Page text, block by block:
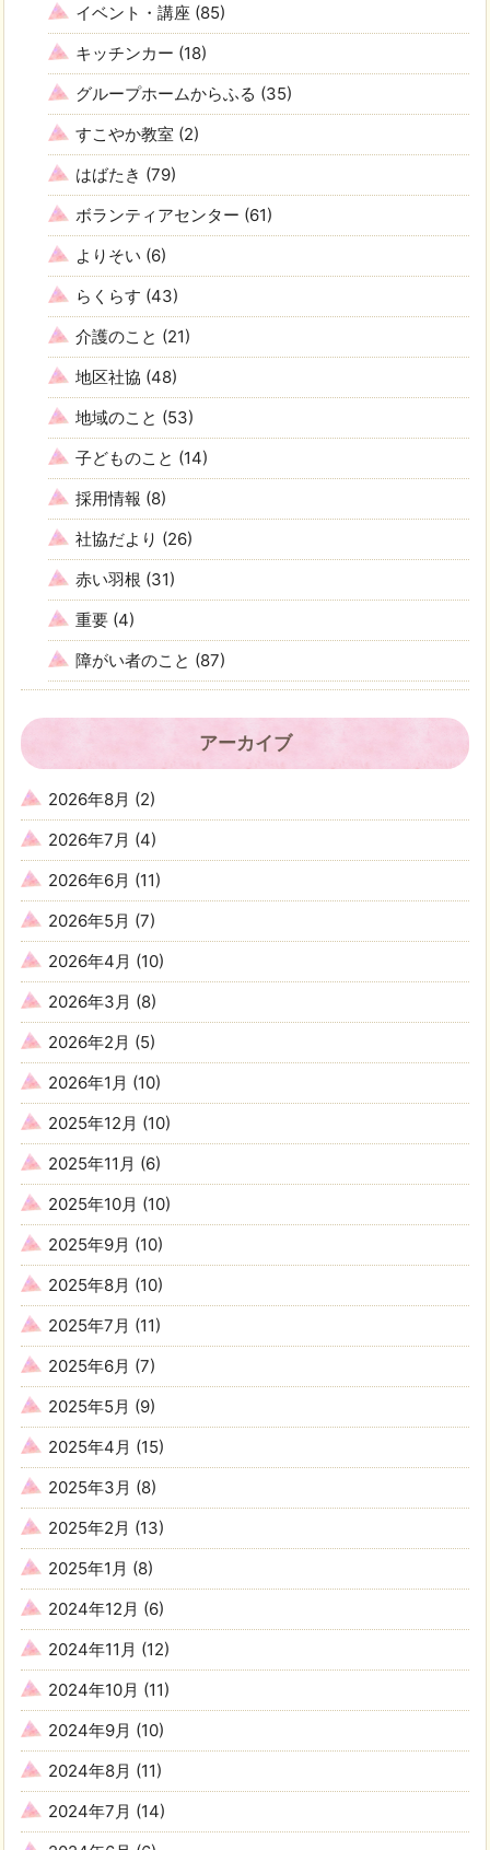
イベント・講座 (85)
キッチンカー (18)
グループホームからふる (35)
すこやか教室 (2)
はばたき (79)
ボランティアセンター (61)
よりそい (6)
らくらす (43)
介護のこと (21)
地区社協 (48)
地域のこと (53)
子どものこと (14)
採用情報 (8)
社協だより (26)
赤い羽根 (31)
重要 (4)
障がい者のこと (87)
アーカイブ
2026年8月 (2)
2026年7月 (4)
2026年6月 (11)
2026年5月 (7)
2026年4月 (10)
2026年3月 (8)
2026年2月 (5)
2026年1月 (10)
2025年12月 (10)
2025年11月 (6)
2025年10月 (10)
2025年9月 (10)
2025年8月 (10)
2025年7月 (11)
2025年6月 (7)
2025年5月 (9)
2025年4月 (15)
2025年3月 (8)
2025年2月 (13)
2025年1月 (8)
2024年12月 (6)
2024年11月 (12)
2024年10月 (11)
2024年9月 (10)
2024年8月 (11)
2024年7月 (14)